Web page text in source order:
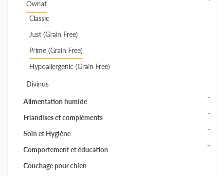
Ownat
Classic
Just (Grain Free)
Prime (Grain Free)
Hypoallergenic (Grain Free)
Divinus
Alimentation humide
Friandises et compléments
Soin et Hygiène
Comportement et éducation
Couchage pour chien